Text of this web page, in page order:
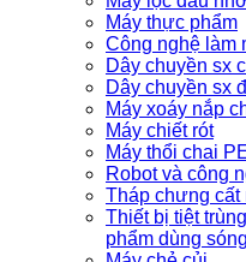
Máy thực phẩm
Công nghệ làm
Dây chuyền sx
Dây chuyền sx
Máy xoáy nắp
Máy chiết rót
Máy thổi chai
Robot và công
Tháp chưng cất
Thiết bị tiệt
phẩm dùng